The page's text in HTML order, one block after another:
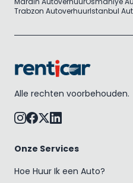
Trabzon AutoverhuurIstanbul
Alle rechten voorbehouden.
Onze Services
Hoe Huur Ik een Auto?